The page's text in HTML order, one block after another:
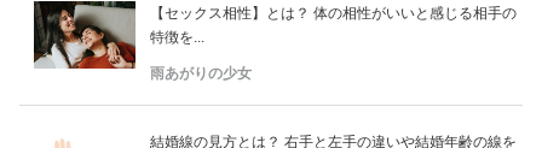
【セックス相性】とは？ 体の相性がいいと感じる相手の
特徴を...
雨あがりの少女
結婚線の見方とは？ 右手と左手の違いや結婚年齢の線を